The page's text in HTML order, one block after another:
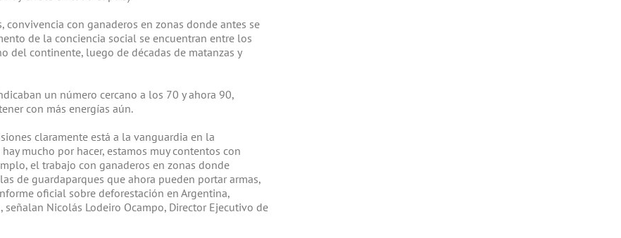
con ganaderos en zonas donde antes se
de la conciencia social se encuentran entre los
del continente, luego de décadas de matanzas y
un número cercano a los 70 y ahora 90,
con más energías aún.
claramente está a la vanguardia en la
mucho por hacer, estamos muy contentos con
el trabajo con ganaderos en zonas donde
de guardaparques que ahora pueden portar armas,
oficial sobre deforestación en Argentina,
Nicolás Lodeiro Ocampo, Director Ejecutivo de